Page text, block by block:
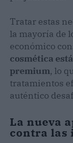
Tratar estas
la mayoría de
económico
cosmética
premium, lo
tratamientos
auténtico
La nueva
contra las